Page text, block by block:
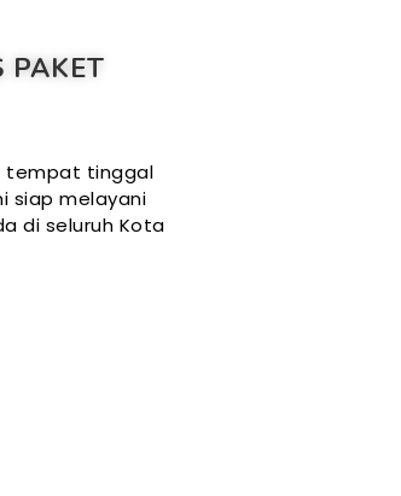
PAKET
tempat tinggal
siap melayani
di seluruh Kota